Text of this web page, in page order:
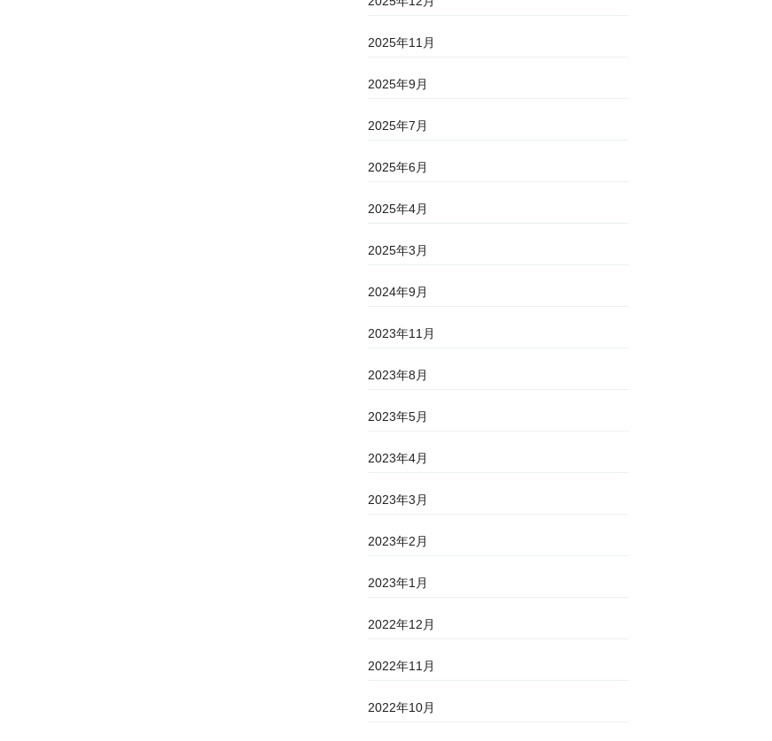
2025年11月
2025年9月
2025年7月
2025年6月
2025年4月
2025年3月
2024年9月
2023年11月
2023年8月
2023年5月
2023年4月
2023年3月
2023年2月
2023年1月
2022年12月
2022年11月
2022年10月